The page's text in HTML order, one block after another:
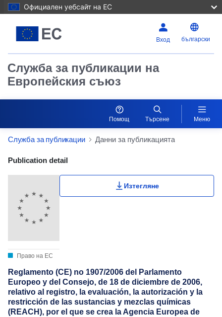
Официален уебсайт на ЕС
Вход български
Служба за публикации на
Европейския съюз
Помощ Търсене Меню
Служба за публикации Данни за публикацията
Publication Detail Actions Portlet
Publication detail
Право на ЕС
Изтегляне
Reglamento (CE) no 1907/2006 del Parlamento
Europeo y del Consejo, de 18 de diciembre de 2006,
relativo al registro, la evaluación, la autorización y la
restricción de las sustancias y mezclas químicas
(REACH), por el que se crea la Agencia Europea de